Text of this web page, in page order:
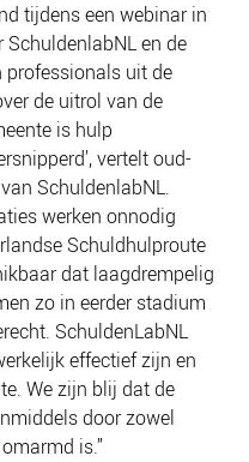
tijdens een webinar in
en de
professionals uit de
de uitrol van de
is hulp
vertelt oud-
SchuldenlabNL.
werken onnodig
Schuldhulproute
dat laagdrempelig
zo in eerder stadium
SchuldenLabNL
effectief zijn en
We zijn blij dat de
door zowel
is.”